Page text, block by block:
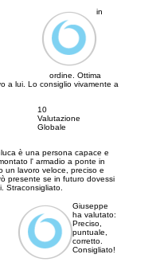
in
ordine. Ottima
a lui. Lo consiglio vivamente a
10
Valutazione
Globale
è una persona capace e
l' armadio a ponte in
un lavoro veloce, preciso e
presente se in futuro dovessi
Straconsigliato.
Giuseppe
ha valutato:
Preciso,
puntuale,
corretto.
Consigliato!